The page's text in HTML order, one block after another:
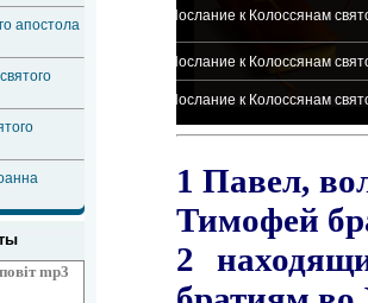
апостола
mp3